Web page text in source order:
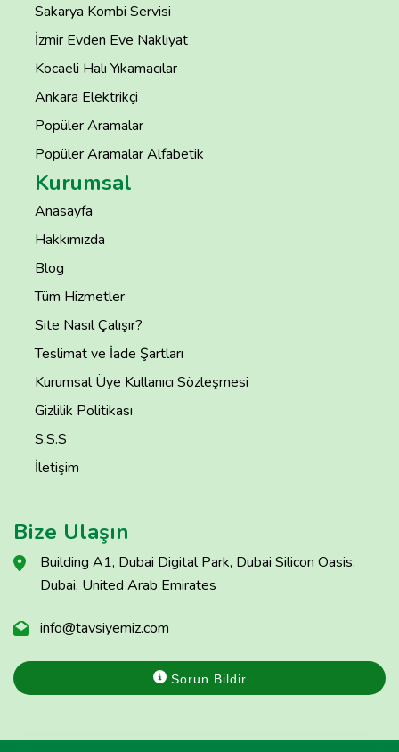
Sakarya Kombi Servisi
İzmir Evden Eve Nakliyat
Kocaeli Halı Yıkamacılar
Ankara Elektrikçi
Popüler Aramalar
Popüler Aramalar Alfabetik
Kurumsal
Anasayfa
Hakkımızda
Blog
Tüm Hizmetler
Site Nasıl Çalışır?
Teslimat ve İade Şartları
Kurumsal Üye Kullanıcı Sözleşmesi
Gizlilik Politikası
S.S.S
İletişim
Bize Ulaşın
Building A1, Dubai Digital Park, Dubai Silicon Oasis,
Dubai, United Arab Emirates
info@tavsiyemiz.com
Sorun Bildir